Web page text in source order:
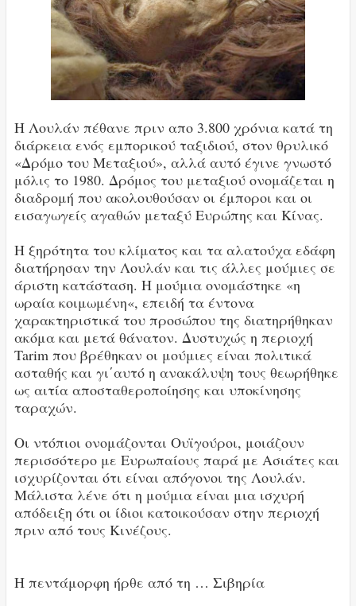
Η Λουλάν πέθανε πριν απο 3.800 χρόνια κατά τη
διάρκεια ενός εμπορικού ταξιδιού, στον θρυλικό
«Δρόμο του Μεταξιού», αλλά αυτό έγινε γνωστό
μόλις το 1980. Δρόμος του μεταξιού ονομάζεται η
διαδρομή που ακολουθούσαν οι έμποροι και οι
εισαγωγείς αγαθών μεταξύ Ευρώπης και Κίνας.
Η ξηρότητα του κλίματος και τα αλατούχα εδάφη
διατήρησαν την Λουλάν και τις άλλες μούμιες σε
άριστη κατάσταση. Η μούμια ονομάστηκε «η
ωραία κοιμωμένη«, επειδή τα έντονα
χαρακτηριστικά του προσώπου της διατηρήθηκαν
ακόμα και μετά θάνατον. Δυστυχώς η περιοχή
Tarim που βρέθηκαν οι μούμιες είναι πολιτικά
ασταθής και γι΄αυτό η ανακάλυψη τους θεωρήθηκε
ως αιτία αποσταθεροποίησης και υποκίνησης
ταραχών.
Οι ντόπιοι ονομάζονται Ουϊγούροι, μοιάζουν
περισσότερο με Ευρωπαίους παρά με Ασιάτες και
ισχυρίζονται ότι είναι απόγονοι της Λουλάν.
Μάλιστα λένε ότι η μούμια είναι μια ισχυρή
απόδειξη ότι οι ίδιοι κατοικούσαν στην περιοχή
πριν από τους Κινέζους.
Η πεντάμορφη ήρθε από τη … Σιβηρία